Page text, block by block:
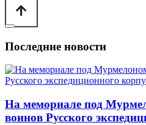
Последние новости
На мемориале под
воинов Русского